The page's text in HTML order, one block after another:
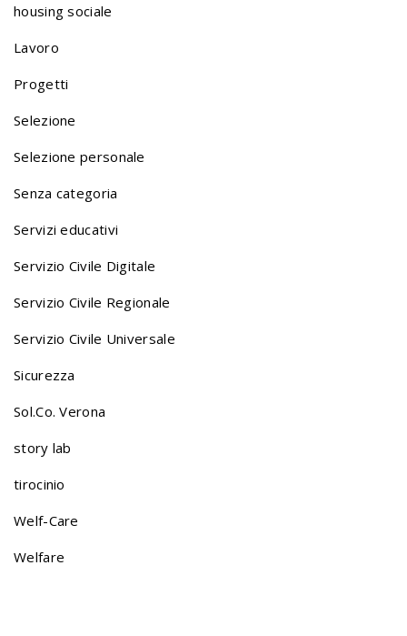
o
n
a
v
g
a
t
housing sociale
Lavoro
Progetti
Selezione
Selezione personale
Senza categoria
Servizi educativi
Servizio Civile Digitale
Servizio Civile Regionale
Servizio Civile Universale
Sicurezza
Sol.Co. Verona
story lab
tirocinio
Welf-Care
Welfare